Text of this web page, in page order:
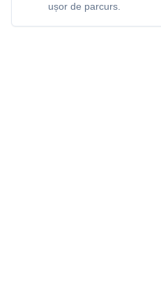
ușor de parcurs.